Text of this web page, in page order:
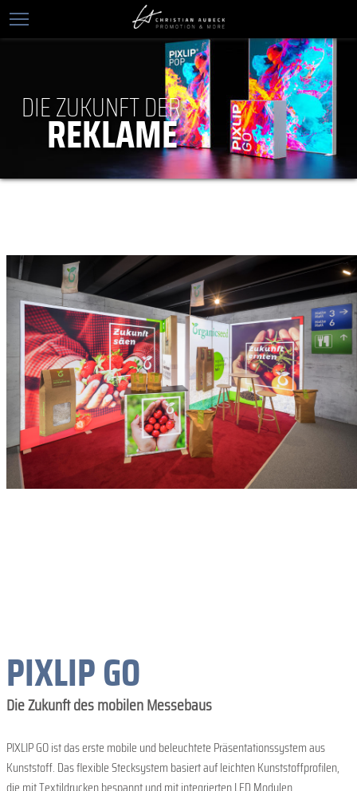
DIE ZUKUNFT DER
REKLAME
PIXLIP GO
Die Zukunft des mobilen Messebaus
PIXLIP GO ist das erste mobile und beleuchtete Präsentationssystem aus
Kunststoff. Das flexible Stecksystem basiert auf leichten Kunststoffprofilen,